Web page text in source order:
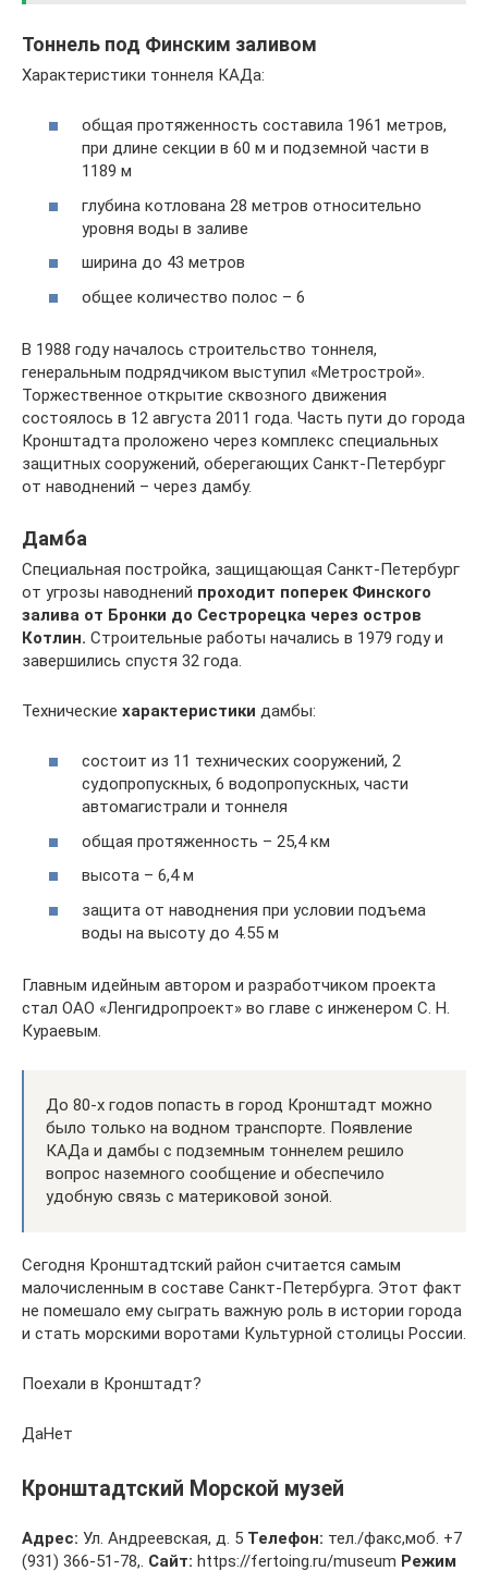
Тоннель под Финским заливом
Характеристики тоннеля КАДа:
общая протяженность составила 1961 метров,
при длине секции в 60 м и подземной части в
1189 м
глубина котлована 28 метров относительно
уровня воды в заливе
ширина до 43 метров
общее количество полос – 6
В 1988 году началось строительство тоннеля,
генеральным подрядчиком выступил «Метрострой».
Торжественное открытие сквозного движения
состоялось в 12 августа 2011 года. Часть пути до города
Кронштадта проложено через комплекс специальных
защитных сооружений, оберегающих Санкт-Петербург
от наводнений – через дамбу.
Дамба
Специальная постройка, защищающая Санкт-Петербург
от угрозы наводнений проходит поперек Финского
залива от Бронки до Сестрорецка через остров
Котлин. Строительные работы начались в 1979 году и
завершились спустя 32 года.
Технические характеристики дамбы:
состоит из 11 технических сооружений, 2
судопропускных, 6 водопропускных, части
автомагистрали и тоннеля
общая протяженность – 25,4 км
высота – 6,4 м
защита от наводнения при условии подъема
воды на высоту до 4.55 м
Главным идейным автором и разработчиком проекта
стал ОАО «Ленгидропроект» во главе с инженером С. Н.
Кураевым.
До 80-х годов попасть в город Кронштадт можно
было только на водном транспорте. Появление
КАДа и дамбы с подземным тоннелем решило
вопрос наземного сообщение и обеспечило
удобную связь с материковой зоной.
Сегодня Кронштадтский район считается самым
малочисленным в составе Санкт-Петербурга. Этот факт
не помешало ему сыграть важную роль в истории города
и стать морскими воротами Культурной столицы России.
Поехали в Кронштадт?
ДаНет
Кронштадтский Морской музей
Адрес: Ул. Андреевская, д. 5 Телефон: тел./факс,моб. +7
(931) 366-51-78,. Сайт: https://fertoing.ru/museum Режим